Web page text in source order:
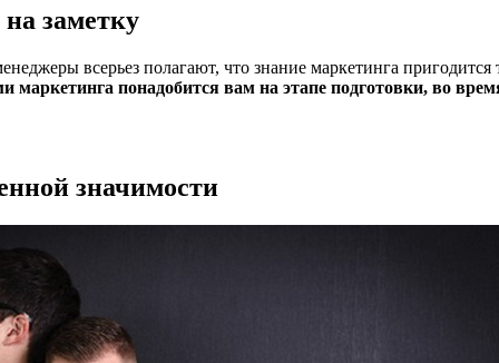
заметку
всерьез полагают, что знание маркетинга
маркетинга понадобится вам на этапе подготовки, во
значимости